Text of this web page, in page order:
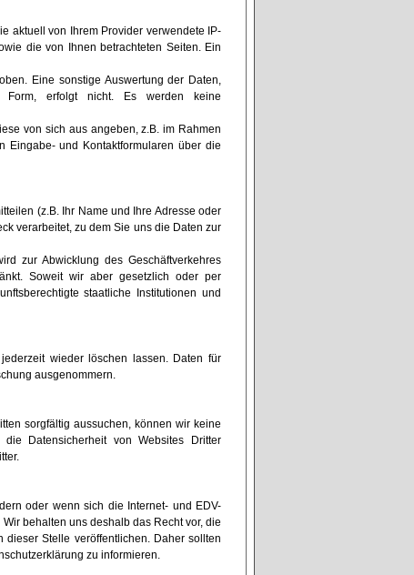
aktuell von Ihrem Provider verwendete IP-
die von Ihnen betrachteten Seiten. Ein
Eine sonstige Auswertung der Daten,
Form, erfolgt nicht. Es werden keine
von sich aus angeben, z.B. im Rahmen
Eingabe- und Kontaktformularen über die
(z.B. Ihr Name und Ihre Adresse oder
verarbeitet, zu dem Sie uns die Daten zur
zur Abwicklung des Geschäftverkehres
Soweit wir aber gesetzlich oder per
staatliche Institutionen und
wieder löschen lassen. Daten für
ausgenommern.
sorgfältig aussuchen, können wir keine
Datensicherheit von Websites Dritter
oder wenn sich die Internet- und EDV-
behalten uns deshalb das Recht vor, die
Stelle veröffentlichen. Daher sollten
zu informieren.